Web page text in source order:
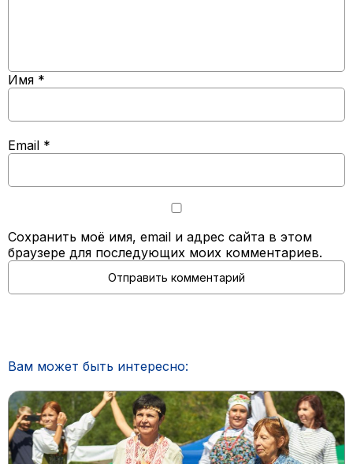
Имя *
Email *
Сохранить моё имя, email и адрес сайта в этом
браузере для последующих моих комментариев.
Вам может быть интересно: